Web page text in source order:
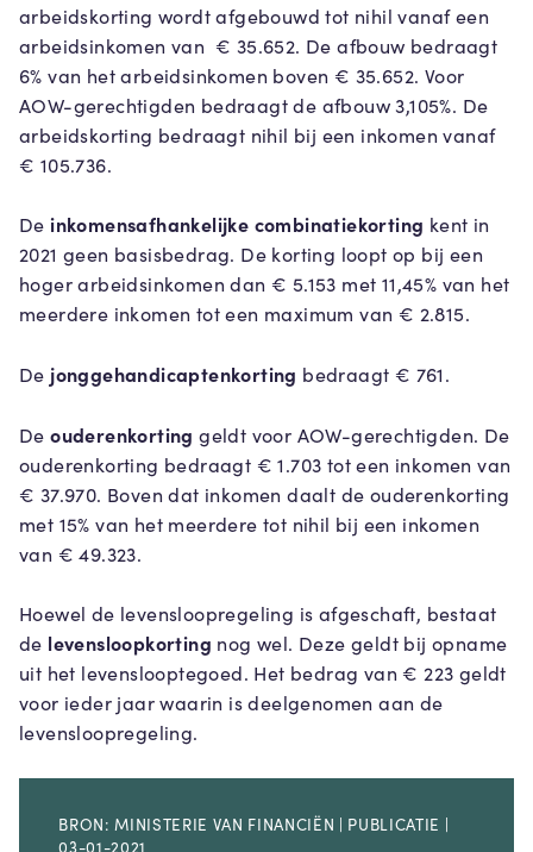
arbeidskorting wordt afgebouwd tot nihil vanaf een
arbeidsinkomen van € 35.652. De afbouw bedraagt
6% van het arbeidsinkomen boven € 35.652. Voor
AOW-gerechtigden bedraagt de afbouw 3,105%. De
arbeidskorting bedraagt nihil bij een inkomen vanaf
€ 105.736.
Deinkomensafhankelijke combinatiekorting kent in
2021 geen basisbedrag. De korting loopt op bij een
hoger arbeidsinkomen dan € 5.153 met 11,45% van het
meerdere inkomen tot een maximum van € 2.815.
De jonggehandicaptenkorting bedraagt € 761.
Deouderenkorting geldt voor AOW-gerechtigden. De
ouderenkorting bedraagt € 1.703 tot een inkomen van
€ 37.970. Boven dat inkomen daalt de ouderenkorting
met 15% van het meerdere tot nihil bij een inkomen
van € 49.323.
Hoewel de levensloopregeling is afgeschaft, bestaat
de levensloopkorting nog wel. Deze geldt bij opname
uit het levenslooptegoed. Het bedrag van € 223 geldt
voor ieder jaar waarin is deelgenomen aan de
levensloopregeling.
BRON: MINISTERIE VAN FINANCIËN | PUBLICATIE |
03-01-2021